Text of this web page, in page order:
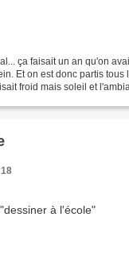
ça faisait un an qu'on
Et on est donc partis tous
froid mais soleil et